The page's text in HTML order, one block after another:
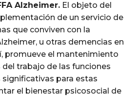
Alzheimer. El objeto del
de un servicio de
que conviven con la
u otras demencias en
promueve el mantenimiento
trabajo de las funciones
para estas
el bienestar psicosocial de